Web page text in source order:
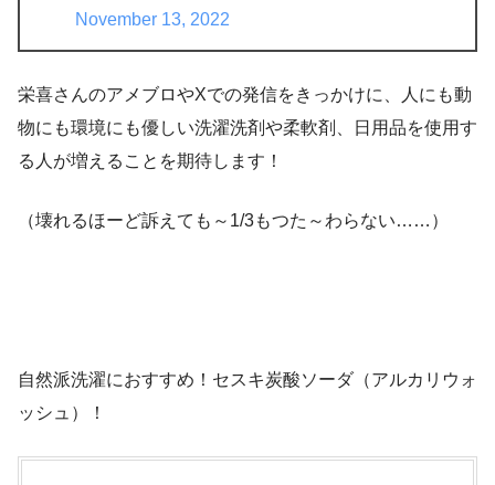
November 13, 2022
栄喜さんのアメブロやXでの発信をきっかけに、人にも動
物にも環境にも優しい洗濯洗剤や柔軟剤、日用品を使用す
る人が増えることを期待します！
（壊れるほーど訴えても～1/3もつた～わらない……）
自然派洗濯におすすめ！セスキ炭酸ソーダ（アルカリウォ
ッシュ）！